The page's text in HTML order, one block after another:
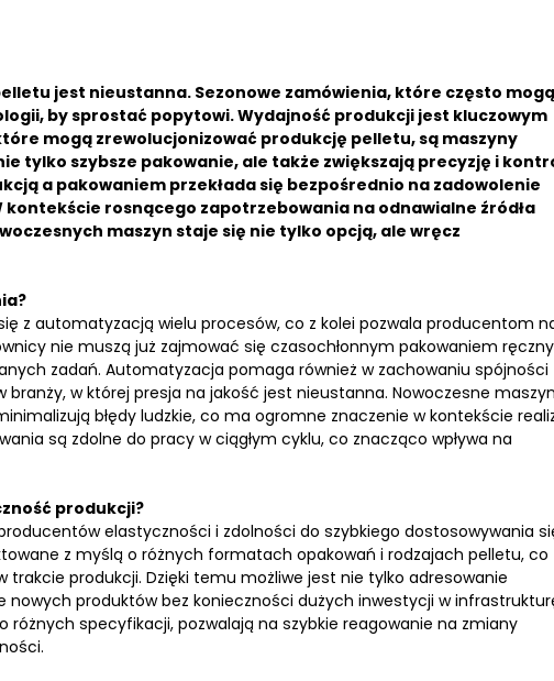
jest nieustanna. Sezonowe zamówienia, które często mogą
by sprostać popytowi.Wydajność produkcji jest kluczowym
mogą zrewolucjonizować produkcję pelletu, są maszyny
tylko szybsze pakowanie, ale także zwiększają precyzję i
a pakowaniem przekłada się bezpośrednio na zadowolenie
rosnącego zapotrzebowania na odnawialne źródła
maszyn staje się nie tylko opcją, ale wręcz
z automatyzacją wielu procesów, co z kolei pozwala producentom
nie muszą już zajmować się czasochłonnym pakowaniem
zadań. Automatyzacja pomaga również w zachowaniu spójności
w której presja na jakość jest nieustanna. Nowoczesne
błędy ludzkie, co ma ogromne znaczenie w kontekście
są zdolne do pracy w ciągłym cyklu, co znacząco wpływa na
produkcji?
elastyczności i zdolności do szybkiego dostosowywania
z myślą o różnych formatach opakowań i rodzajach pelletu, co
produkcji. Dzięki temu możliwe jest nie tylko adresowanie
nowych produktów bez konieczności dużych inwestycji w
specyfikacji, pozwalają na szybkie reagowanie na zmiany